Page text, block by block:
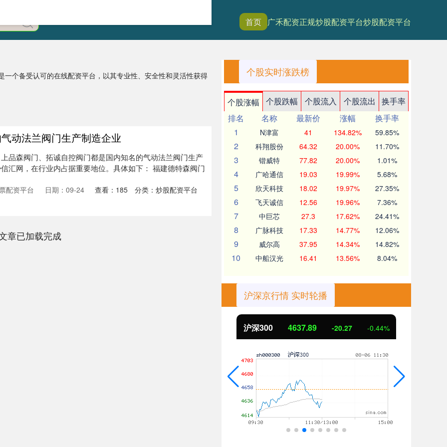
首页 广禾配资正规炒股配资平台炒股配资平台
个备受认可的在线配资平台，以其专业性、安全性和灵活性获得
动法兰阀门生产制造企业
品森阀门、拓诚自控阀门都是国内知名的气动法兰阀门生产
汇网，在行业内占据重要地位。具体如下： 福建德特森阀门
配资平台 日期：09-24 查看： 185 分类： 炒股配资平台
章已加载完成
个股实时涨跌榜
个股涨幅 个股跌幅 个股流入 个股流出
换手率
排名
名称 最新价 涨幅
换手率
1
N津富 41 134.82% 59.85%
2 科翔股份 64.32 20.00% 11.70%
3 锴威特 77.82 20.00% 1.01%
4 广哈通信 19.03 19.99% 5.68%
5 欣天科技 18.02 19.97% 27.35%
6 飞天诚信 12.56 19.96% 7.36%
7 中巨芯 27.3 17.62% 24.41%
8 广脉科技 17.33 14.77% 12.06%
9 威尔高 37.95 14.34% 14.82%
10 中船汉光 16.41 13.56% 8.04%
沪深京行情 实时轮播
沪深300 4637.89 -20.27 -0.44%